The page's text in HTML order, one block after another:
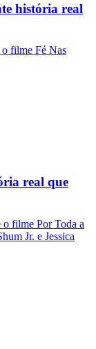
história real
o filme Fé Nas
real que
o filme Por Toda a
Jr. e Jessica